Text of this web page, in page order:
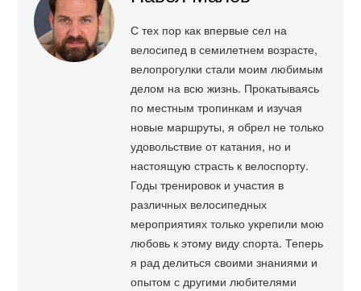
С тех пор как впервые сел на
велосипед в семилетнем возрасте,
велопрогулки стали моим любимым
делом на всю жизнь. Прокатываясь
по местным тропинкам и изучая
новые маршруты, я обрел не только
удовольствие от катания, но и
настоящую страсть к велоспорту.
Годы тренировок и участия в
различных велосипедных
мероприятиях только укрепили мою
любовь к этому виду спорта. Теперь
я рад делиться своими знаниями и
опытом с другими любителями